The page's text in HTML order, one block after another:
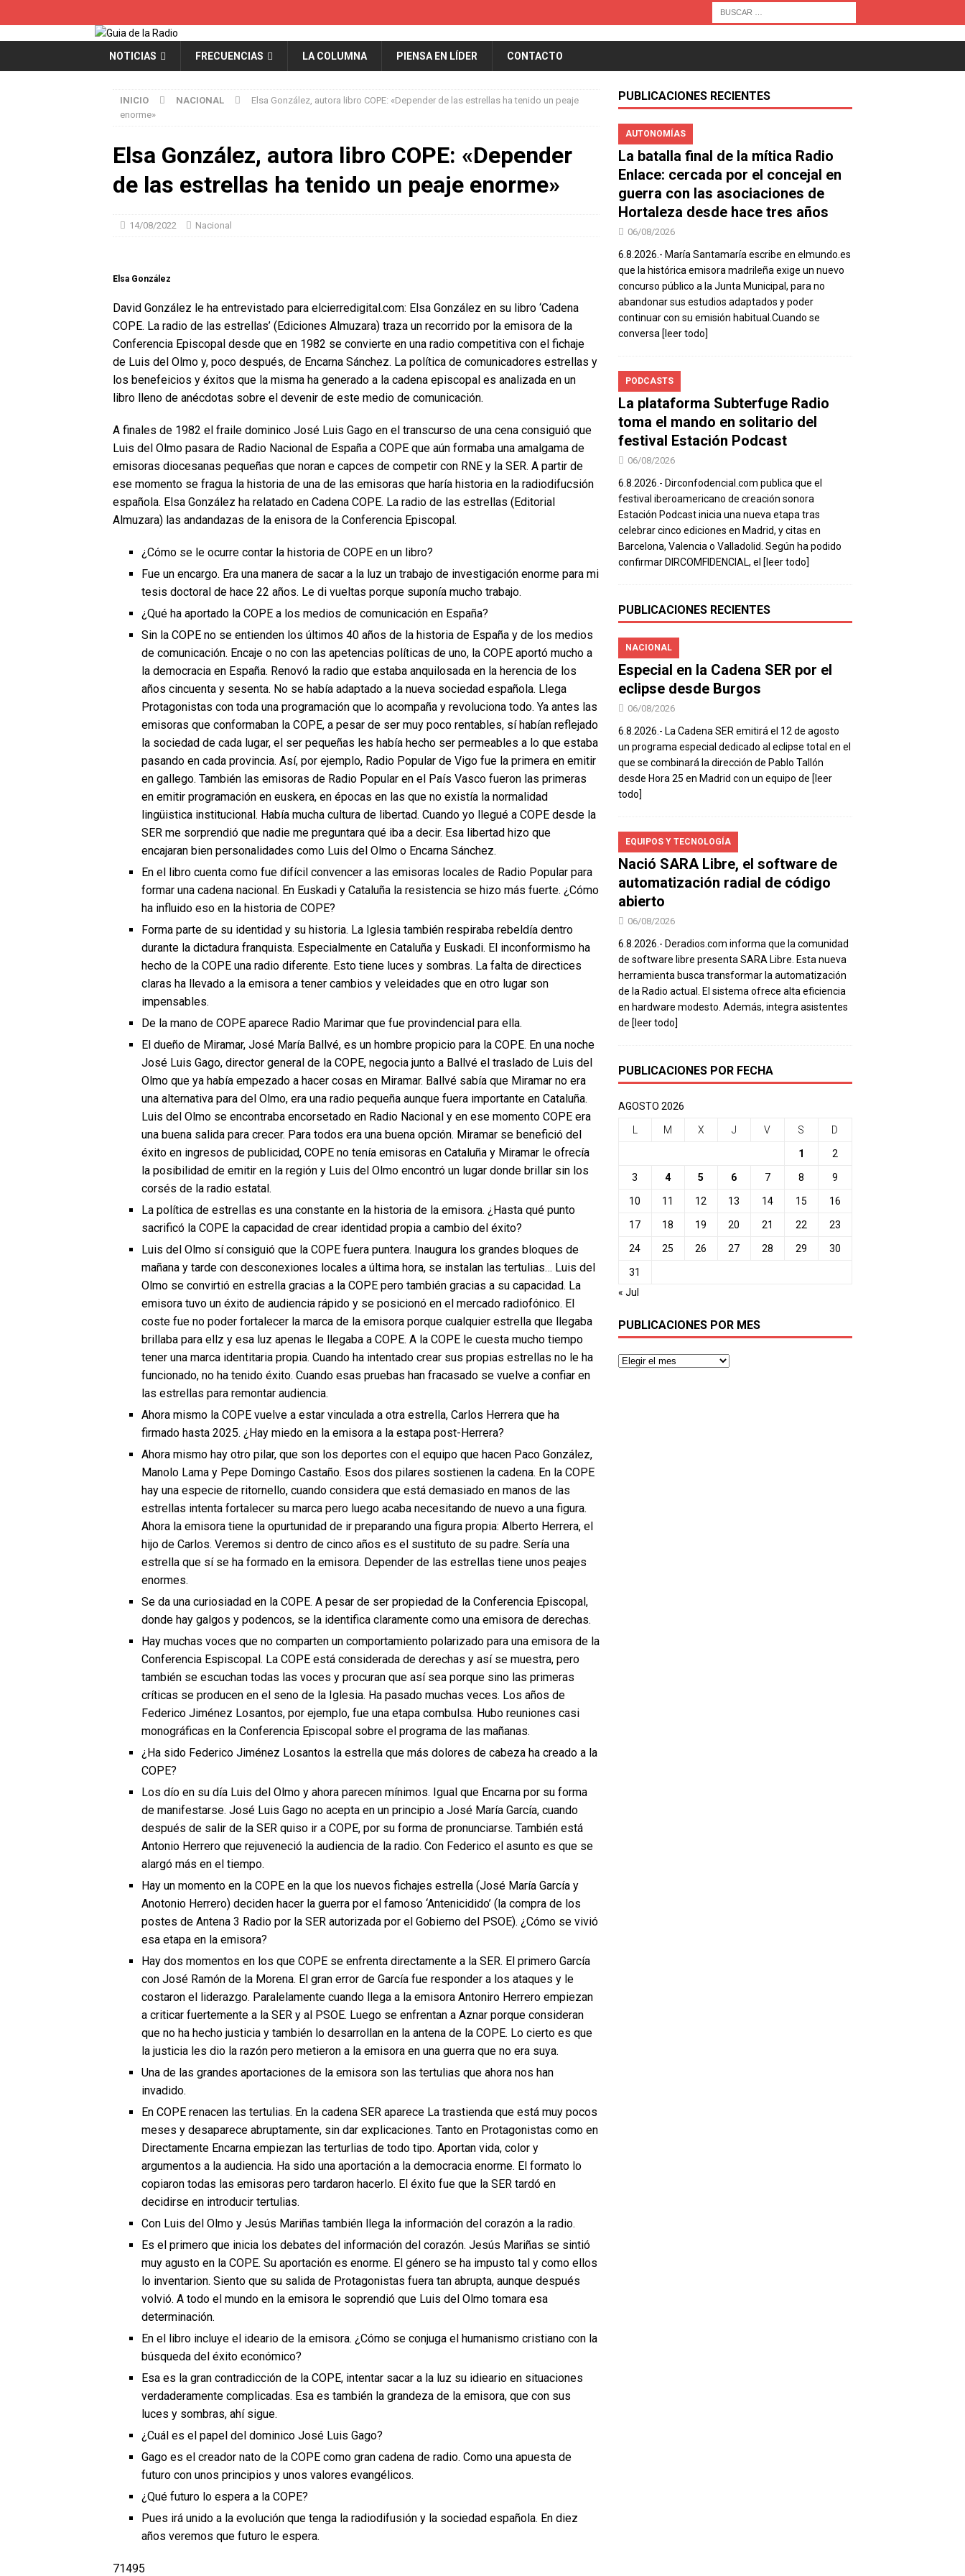
NOTICIAS FRECUENCIAS LA COLUMNA PIENSA EN LÍDER CONTACTO
INICIO NACIONAL
Elsa González, autora libro COPE: «Depender de las estrellas ha tenido un peaje
enorme»
Elsa González, autora libro COPE: «Depender
de las estrellas ha tenido un peaje enorme»
14/08/2022 Nacional
Elsa González
David González le ha entrevistado para elcierredigital.com: Elsa González en su libro ‘Cadena
COPE. La radio de las estrellas’ (Ediciones Almuzara) traza un recorrido por la emisora de la
Conferencia Episcopal desde que en 1982 se convierte en una radio competitiva con el fichaje
de Luis del Olmo y, poco después, de Encarna Sánchez. La política de comunicadores estrellas y
los benefeicios y éxitos que la misma ha generado a la cadena episcopal es analizada en un
libro lleno de anécdotas sobre el devenir de este medio de comunicación.
A finales de 1982 el fraile dominico José Luis Gago en el transcurso de una cena consiguió que
Luis del Olmo pasara de Radio Nacional de España a COPE que aún formaba una amalgama de
emisoras diocesanas pequeñas que noran e capces de competir con RNE y la SER. A partir de
ese momento se fragua la historia de una de las emisoras que haría historia en la radiodifucsión
española. Elsa González ha relatado en Cadena COPE. La radio de las estrellas (Editorial
Almuzara) las andandazas de la enisora de la Conferencia Episcopal.
¿Cómo se le ocurre contar la historia de COPE en un libro?
Fue un encargo. Era una manera de sacar a la luz un trabajo de investigación enorme para mi
tesis doctoral de hace 22 años. Le di vueltas porque suponía mucho trabajo.
¿Qué ha aportado la COPE a los medios de comunicación en España?
Sin la COPE no se entienden los últimos 40 años de la historia de España y de los medios
de comunicación. Encaje o no con las apetencias políticas de uno, la COPE aportó mucho a
la democracia en España. Renovó la radio que estaba anquilosada en la herencia de los
años cincuenta y sesenta. No se había adaptado a la nueva sociedad española. Llega
Protagonistas con toda una programación que lo acompaña y revoluciona todo. Ya antes las
emisoras que conformaban la COPE, a pesar de ser muy poco rentables, sí habían reflejado
la sociedad de cada lugar, el ser pequeñas les había hecho ser permeables a lo que estaba
pasando en cada provincia. Así, por ejemplo, Radio Popular de Vigo fue la primera en emitir
en gallego. También las emisoras de Radio Popular en el País Vasco fueron las primeras
en emitir programación en euskera, en épocas en las que no existía la normalidad
lingüistica institucional. Había mucha cultura de libertad. Cuando yo llegué a COPE desde la
SER me sorprendió que nadie me preguntara qué iba a decir. Esa libertad hizo que
encajaran bien personalidades como Luis del Olmo o Encarna Sánchez.
En el libro cuenta como fue difícil convencer a las emisoras locales de Radio Popular para
formar una cadena nacional. En Euskadi y Cataluña la resistencia se hizo más fuerte. ¿Cómo
ha influido eso en la historia de COPE?
Forma parte de su identidad y su historia. La Iglesia también respiraba rebeldía dentro
durante la dictadura franquista. Especialmente en Cataluña y Euskadi. El inconformismo ha
hecho de la COPE una radio diferente. Esto tiene luces y sombras. La falta de directices
claras ha llevado a la emisora a tener cambios y veleidades que en otro lugar son
impensables.
De la mano de COPE aparece Radio Marimar que fue provindencial para ella.
El dueño de Miramar, José María Ballvé, es un hombre propicio para la COPE. En una noche
José Luis Gago, director general de la COPE, negocia junto a Ballvé el traslado de Luis del
Olmo que ya había empezado a hacer cosas en Miramar. Ballvé sabía que Miramar no era
una alternativa para del Olmo, era una radio pequeña aunque fuera importante en Cataluña.
Luis del Olmo se encontraba encorsetado en Radio Nacional y en ese momento COPE era
una buena salida para crecer. Para todos era una buena opción. Miramar se benefició del
éxito en ingresos de publicidad, COPE no tenía emisoras en Cataluña y Miramar le ofrecía
la posibilidad de emitir en la región y Luis del Olmo encontró un lugar donde brillar sin los
corsés de la radio estatal.
La política de estrellas es una constante en la historia de la emisora. ¿Hasta qué punto
sacrificó la COPE la capacidad de crear identidad propia a cambio del éxito?
Luis del Olmo sí consiguió que la COPE fuera puntera. Inaugura los grandes bloques de
mañana y tarde con desconexiones locales a última hora, se instalan las tertulias… Luis del
Olmo se convirtió en estrella gracias a la COPE pero también gracias a su capacidad. La
emisora tuvo un éxito de audiencia rápido y se posicionó en el mercado radiofónico. El
coste fue no poder fortalecer la marca de la emisora porque cualquier estrella que llegaba
brillaba para ellz y esa luz apenas le llegaba a COPE. A la COPE le cuesta mucho tiempo
tener una marca identitaria propia. Cuando ha intentado crear sus propias estrellas no le ha
funcionado, no ha tenido éxito. Cuando esas pruebas han fracasado se vuelve a confiar en
las estrellas para remontar audiencia.
Ahora mismo la COPE vuelve a estar vinculada a otra estrella, Carlos Herrera que ha
firmado hasta 2025. ¿Hay miedo en la emisora a la estapa post-Herrera?
Ahora mismo hay otro pilar, que son los deportes con el equipo que hacen Paco González,
Manolo Lama y Pepe Domingo Castaño. Esos dos pilares sostienen la cadena. En la COPE
hay una especie de ritornello, cuando considera que está demasiado en manos de las
estrellas intenta fortalecer su marca pero luego acaba necesitando de nuevo a una figura.
Ahora la emisora tiene la opurtunidad de ir preparando una figura propia: Alberto Herrera, el
hijo de Carlos. Veremos si dentro de cinco años es el sustituto de su padre. Sería una
estrella que sí se ha formado en la emisora. Depender de las estrellas tiene unos peajes
enormes.
Se da una curiosiadad en la COPE. A pesar de ser propiedad de la Conferencia Episcopal,
donde hay galgos y podencos, se la identifica claramente como una emisora de derechas.
Hay muchas voces que no comparten un comportamiento polarizado para una emisora de la
Conferencia Espiscopal. La COPE está considerada de derechas y así se muestra, pero
también se escuchan todas las voces y procuran que así sea porque sino las primeras
críticas se producen en el seno de la Iglesia. Ha pasado muchas veces. Los años de
Federico Jiménez Losantos, por ejemplo, fue una etapa combulsa. Hubo reuniones casi
monográficas en la Conferencia Episcopal sobre el programa de las mañanas.
¿Ha sido Federico Jiménez Losantos la estrella que más dolores de cabeza ha creado a la
COPE?
Los dío en su día Luis del Olmo y ahora parecen mínimos. Igual que Encarna por su forma
de manifestarse. José Luis Gago no acepta en un principio a José María García, cuando
después de salir de la SER quiso ir a COPE, por su forma de pronunciarse. También está
Antonio Herrero que rejuveneció la audiencia de la radio. Con Federico el asunto es que se
alargó más en el tiempo.
Hay un momento en la COPE en la que los nuevos fichajes estrella (José María García y
Anotonio Herrero) deciden hacer la guerra por el famoso ‘Antenicidido’ (la compra de los
postes de Antena 3 Radio por la SER autorizada por el Gobierno del PSOE). ¿Cómo se vivió
esa etapa en la emisora?
Hay dos momentos en los que COPE se enfrenta directamente a la SER. El primero García
con José Ramón de la Morena. El gran error de García fue responder a los ataques y le
costaron el liderazgo. Paralelamente cuando llega a la emisora Antoniro Herrero empiezan
a criticar fuertemente a la SER y al PSOE. Luego se enfrentan a Aznar porque consideran
que no ha hecho justicia y también lo desarrollan en la antena de la COPE. Lo cierto es que
la justicia les dio la razón pero metieron a la emisora en una guerra que no era suya.
Una de las grandes aportaciones de la emisora son las tertulias que ahora nos han
invadido.
En COPE renacen las tertulias. En la cadena SER aparece La trastienda que está muy pocos
meses y desaparece abruptamente, sin dar explicaciones. Tanto en Protagonistas como en
Directamente Encarna empiezan las terturlias de todo tipo. Aportan vida, color y
argumentos a la audiencia. Ha sido una aportación a la democracia enorme. El formato lo
copiaron todas las emisoras pero tardaron hacerlo. El éxito fue que la SER tardó en
decidirse en introducir tertulias.
Con Luis del Olmo y Jesús Mariñas también llega la información del corazón a la radio.
Es el primero que inicia los debates del información del corazón. Jesús Mariñas se sintió
muy agusto en la COPE. Su aportación es enorme. El género se ha impusto tal y como ellos
lo inventarion. Siento que su salida de Protagonistas fuera tan abrupta, aunque después
volvió. A todo el mundo en la emisora le soprendió que Luis del Olmo tomara esa
determinación.
En el libro incluye el ideario de la emisora. ¿Cómo se conjuga el humanismo cristiano con la
búsqueda del éxito económico?
Esa es la gran contradicción de la COPE, intentar sacar a la luz su idieario en situaciones
verdaderamente complicadas. Esa es también la grandeza de la emisora, que con sus
luces y sombras, ahí sigue.
¿Cuál es el papel del dominico José Luis Gago?
Gago es el creador nato de la COPE como gran cadena de radio. Como una apuesta de
futuro con unos principios y unos valores evangélicos.
¿Qué futuro lo espera a la COPE?
Pues irá unido a la evolución que tenga la radiodifusión y la sociedad española. En diez
años veremos que futuro le espera.
71495
PUBLICACIONES RECIENTES
AUTONOMÍAS
La batalla final de la mítica Radio
Enlace: cercada por el concejal en
guerra con las asociaciones de
Hortaleza desde hace tres años
06/08/2026
6.8.2026.- María Santamaría escribe en elmundo.es
que la histórica emisora madrileña exige un nuevo
concurso público a la Junta Municipal, para no
abandonar sus estudios adaptados y poder
continuar con su emisión habitual.Cuando se
conversa [leer todo]
PODCASTS
La plataforma Subterfuge Radio
toma el mando en solitario del
festival Estación Podcast
06/08/2026
6.8.2026.- Dirconfodencial.com publica que el
festival iberoamericano de creación sonora
Estación Podcast inicia una nueva etapa tras
celebrar cinco ediciones en Madrid, y citas en
Barcelona, Valencia o Valladolid. Según ha podido
confirmar DIRCOMFIDENCIAL, el [leer todo]
PUBLICACIONES RECIENTES
NACIONAL
Especial en la Cadena SER por el
eclipse desde Burgos
06/08/2026
6.8.2026.- La Cadena SER emitirá el 12 de agosto
un programa especial dedicado al eclipse total en el
que se combinará la dirección de Pablo Tallón
desde Hora 25 en Madrid con un equipo de [leer
todo]
EQUIPOS Y TECNOLOGÍA
Nació SARA Libre, el software de
automatización radial de código
abierto
06/08/2026
6.8.2026.- Deradios.com informa que la comunidad
de software libre presenta SARA Libre. Esta nueva
herramienta busca transformar la automatización
de la Radio actual. El sistema ofrece alta eficiencia
en hardware modesto. Además, integra asistentes
de [leer todo]
PUBLICACIONES POR FECHA
AGOSTO 2026
M X J V S D
1 2
3 4 5 6 7 8 9
10 11 12 13 14 15 16
17 18 19 20 21 22 23
24 25 26 27 28 29 30
31
« Jul
PUBLICACIONES POR MES